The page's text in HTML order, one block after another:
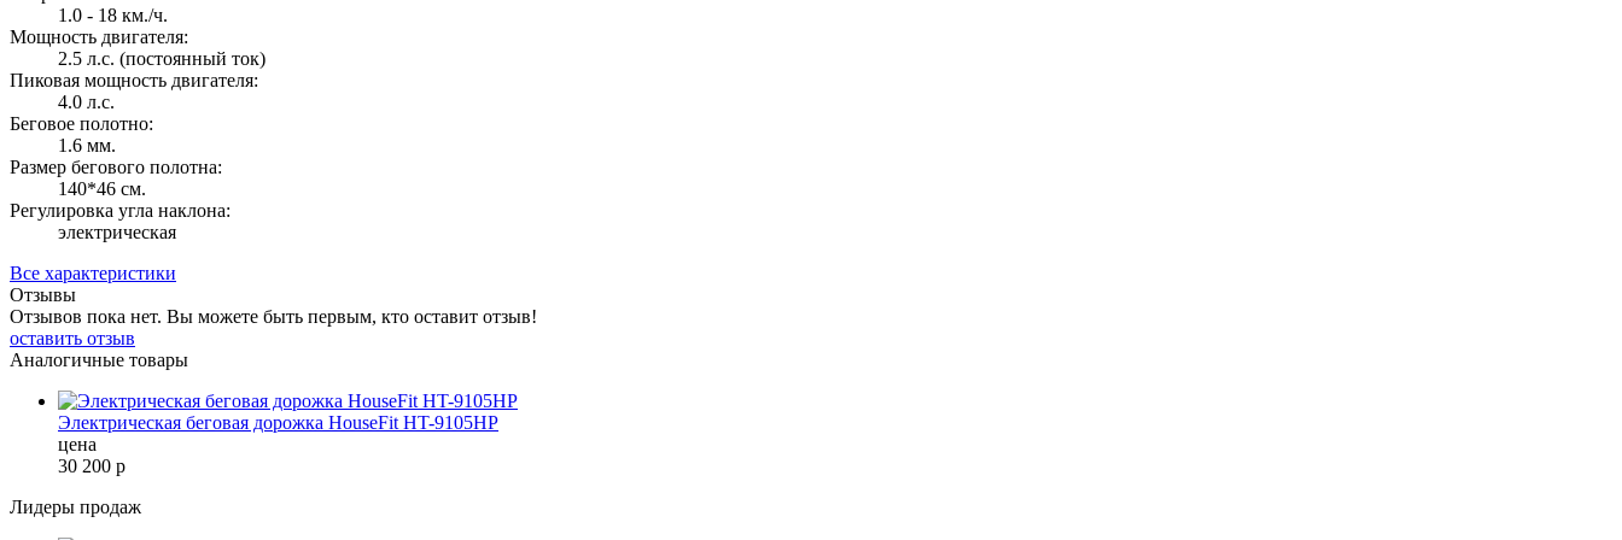
1.0 - 18 км./ч.
Мощность двигателя:
2.5 л.с. (постоянный ток)
Пиковая мощность двигателя:
4.0 л.с.
Беговое полотно:
1.6 мм.
Размер бегового полотна:
140*46 см.
Регулировка угла наклона:
электрическая
Все характеристики
Отзывы
Отзывов пока нет. Вы можете быть первым, кто оставит отзыв!
оставить отзыв
Аналогичные товары
Электрическая беговая дорожка HouseFit HT-9105HP
цена
30 200 р
Лидеры продаж